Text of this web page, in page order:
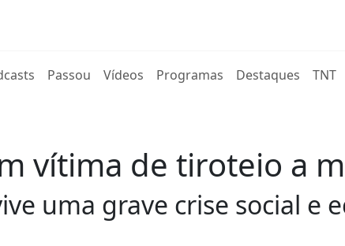
Passou Vídeos Programas Destaques TNT
vítima de tiroteio a
uma grave crise social e